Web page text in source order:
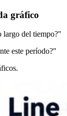
gráfico
largo del tiempo?"
este período?"